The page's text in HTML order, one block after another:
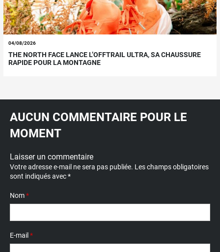
04/08/2026
THE NORTH FACE LANCE L’OFFTRAIL ULTRA, SA CHAUSSURE
RAPIDE POUR LA MONTAGNE
AUCUN COMMENTAIRE POUR LE
MOMENT
Laisser un commentaire
Votre adresse e-mail ne sera pas publiée. Les champs obligatoires
sont indiqués avec*
Nom*
E-mail *